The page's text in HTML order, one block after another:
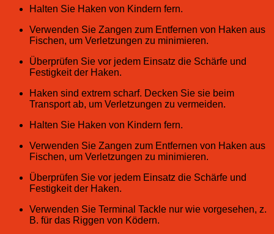
Halten Sie Haken von Kindern fern.
Verwenden Sie Zangen zum Entfernen von Haken aus
Fischen, um Verletzungen zu minimieren.
Überprüfen Sie vor jedem Einsatz die Schärfe und
Festigkeit der Haken.
Haken sind extrem scharf. Decken Sie sie beim
Transport ab, um Verletzungen zu vermeiden.
Halten Sie Haken von Kindern fern.
Verwenden Sie Zangen zum Entfernen von Haken aus
Fischen, um Verletzungen zu minimieren.
Überprüfen Sie vor jedem Einsatz die Schärfe und
Festigkeit der Haken.
Verwenden Sie Terminal Tackle nur wie vorgesehen, z.
B. für das Riggen von Ködern.